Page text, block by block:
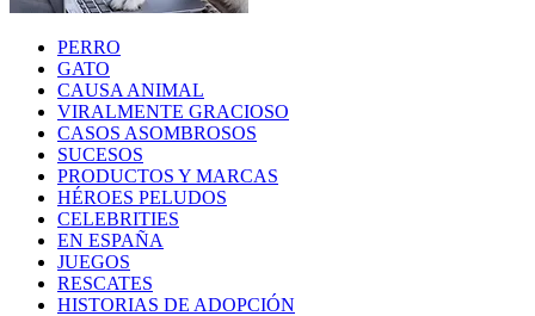
PERRO
GATO
CAUSA ANIMAL
VIRALMENTE GRACIOSO
CASOS ASOMBROSOS
SUCESOS
PRODUCTOS Y MARCAS
HÉROES PELUDOS
CELEBRITIES
EN ESPAÑA
JUEGOS
RESCATES
HISTORIAS DE ADOPCIÓN